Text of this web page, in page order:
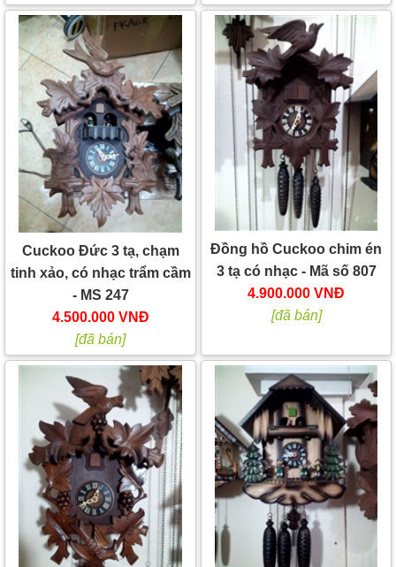
Cuckoo Đức 3 tạ, chạm
tinh xảo, có nhạc trẩm cầm
- MS 247
4.500.000 VNĐ
[đã bán]
Đồng hồ Cuckoo chim én
3 tạ có nhạc - Mã số 807
4.900.000 VNĐ
[đã bán]